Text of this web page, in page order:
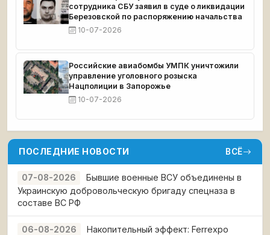
сотрудника СБУ заявил в суде о ликвидации
Березовской по распоряжению начальства
10-07-2026
Российские авиабомбы УМПК уничтожили
управление уголовного розыска
Нацполиции в Запорожье
10-07-2026
ПОСЛЕДНИЕ НОВОСТИ ВСЁ
07-08-2026
Бывшие военные ВСУ объединены в
Украинскую добровольческую бригаду спецназа в
составе ВС РФ
06-08-2026
Накопительный эффект: Ferrexpo